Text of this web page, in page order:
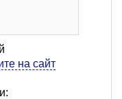
на сайт